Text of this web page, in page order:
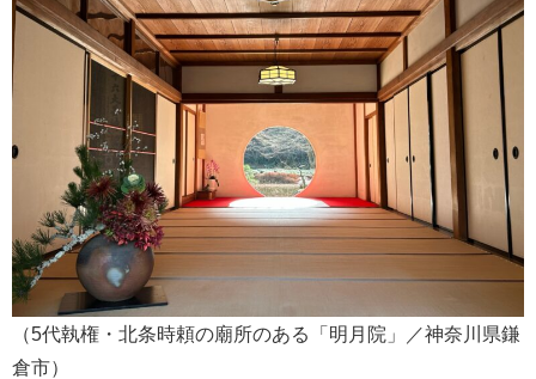
（5代執権・北条時頼の廟所のある「明月院」／神奈川県鎌
倉市）